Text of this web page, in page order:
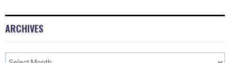
ARCHIVES